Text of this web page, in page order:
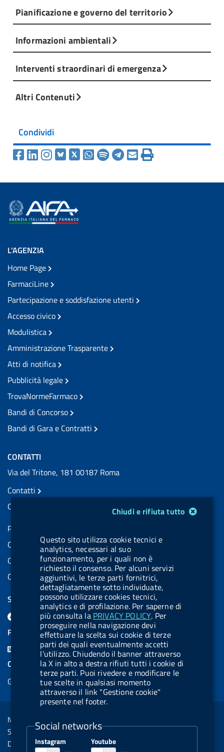
Pianificazione e governo del territorio
Informazioni ambientali
Interventi straordinari di emergenza
Altri Contenuti
Condividi
Chiudi e rifiuta tutto
Questo sito utilizza cookie tecnici e
analytics, necessari al suo
funzionamento, per i quali non è
richiesto il consenso. Per alcuni servizi
aggiuntivi, le terze parti fornitrici,
dettagliatamente sotto individuate,
possono utilizzare cookies tecnici,
analytics e di profilazione. Per saperne di
più consulta la PRIVACY POLICY. Per
proseguire nella navigazione devi
effettuare la scelta sui cookie di terze
parti dei quali eventualmente accetti
l’utilizzo. Chiudendo il banner attraverso
la X in alto a destra rifiuti tutti i cookie di
terze parti. Puoi rivedere e modificare le
tue scelte in qualsiasi momento
attraverso il link "Gestione cookie"
presente nel footer.
Social networks
Instagram Youtube
L'AGENZIA
Home Page
FarmaciLine
Partecipazione e soddisfazione utenti
Accesso civico
Modulistica
Amministrazione Trasparente
Atti di notifica
Pubblicità legale
TrovaNormeFarmaco
Bandi di Concorso
Bandi di Gara e Contratti
CONTATTI
Via del Tritone, 181 00187 Roma
Contatti
Contatti PEC
Partita IVA: 08703841000
Codice Fiscale: 97345810580
Codice IPA AIFA: aifa_rm
Codice IPA UCB: UFE1TR
SEGUICI SU
l
a
b
e
l
.
b
t
t
X
B
l
u
e
s
k
y
Y
o
u
t
u
b
e
l
a
b
e
l
.
b
t
t
FEED RSS
COOKIES
Gestione cookie
Sezione Link Utili
Note legali
Social Media Policy
Dichiarazione di accessibilità